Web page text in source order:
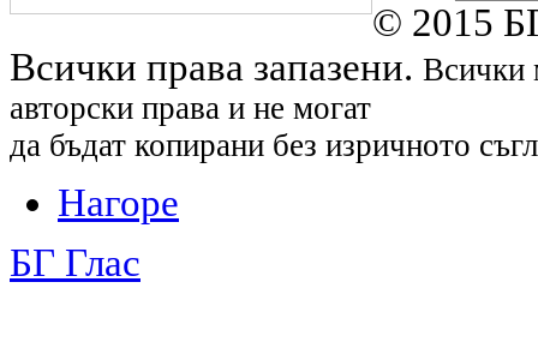
© 2015
Всички права запазени. Всички
авторски права и не могат
да бъдат копирани без изричното
Нагоре
БГ Глас